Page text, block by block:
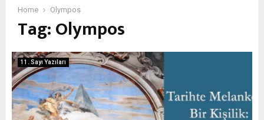
Home Olympos
Tag:Olympos
11. Sayı Yazıları